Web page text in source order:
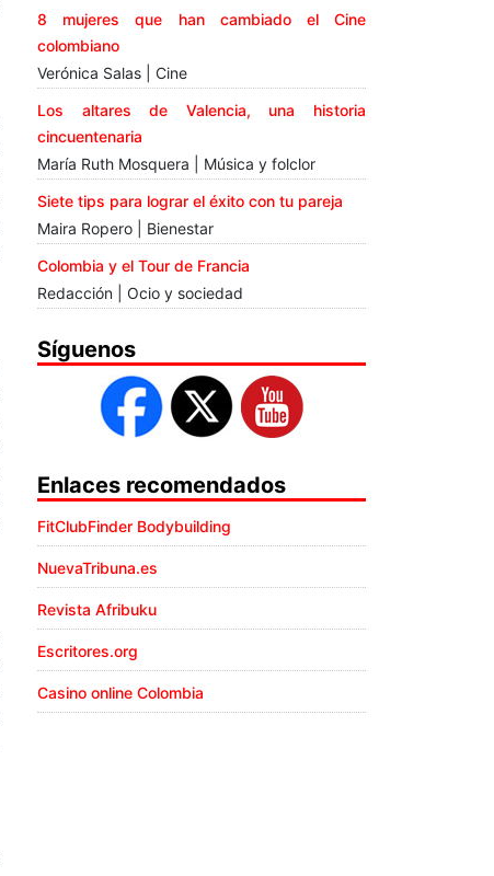
8 mujeres que han cambiado el Cine
colombiano
Verónica Salas | Cine
Los altares de Valencia, una historia
cincuentenaria
María Ruth Mosquera | Música y folclor
Siete tips para lograr el éxito con tu pareja
Maira Ropero | Bienestar
Colombia y el Tour de Francia
Redacción | Ocio y sociedad
Síguenos
Enlaces recomendados
FitClubFinder Bodybuilding
NuevaTribuna.es
Revista Afribuku
Escritores.org
Casino online Colombia